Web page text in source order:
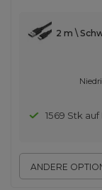
ANDERE
2 m \
1569 Stk